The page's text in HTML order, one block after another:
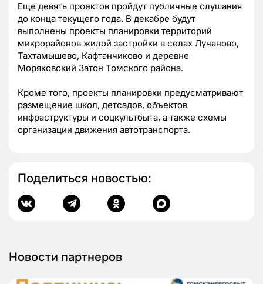
Еще девять проектов пройдут публичные слушания
до конца текущего года. В декабре будут
выполнены проекты планировки территорий
микрорайонов жилой застройки в селах Лучаново,
Тахтамышево, Кафтанчиково и деревне
Моряковский Затон Томского района.
Кроме того, проекты планировки предусматривают
размещение школ, детсадов, объектов
инфраструктуры и соцкультбыта, а также схемы
организации движения автотранспорта.
Поделиться новостью:
Новости партнеров